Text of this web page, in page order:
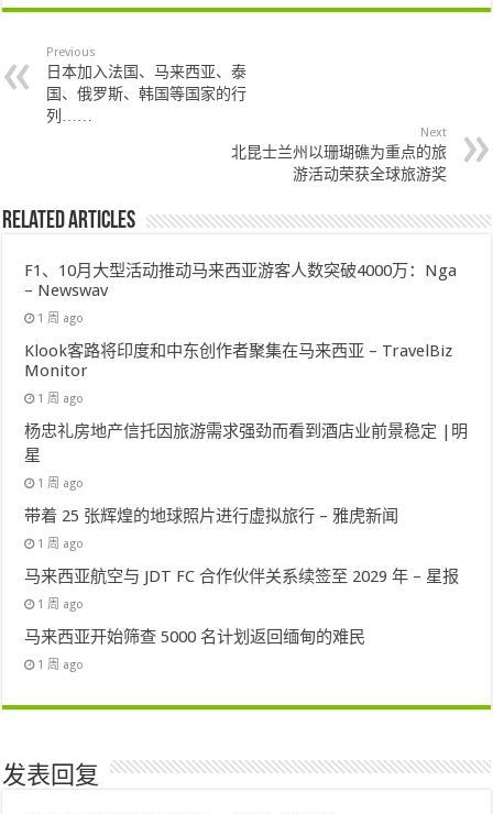
Previous
日本加入法国、马来西亚、泰
国、俄罗斯、韩国等国家的行
列……
Next
北昆士兰州以珊瑚礁为重点的旅
游活动荣获全球旅游奖
Related Articles
F1、10月大型活动推动马来西亚游客人数突破4000万：Nga
– Newswav
1 周 ago
Klook客路将印度和中东创作者聚集在马来西亚 – TravelBiz
Monitor
1 周 ago
杨忠礼房地产信托因旅游需求强劲而看到酒店业前景稳定 |明
星
1 周 ago
带着 25 张辉煌的地球照片进行虚拟旅行 – 雅虎新闻
1 周 ago
马来西亚航空与 JDT FC 合作伙伴关系续签至 2029 年 – 星报
1 周 ago
马来西亚开始筛查 5000 名计划返回缅甸的难民
1 周 ago
发表回复